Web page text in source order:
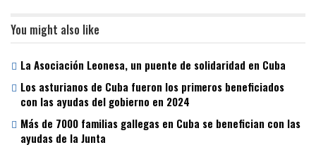
You might also like
La Asociación Leonesa, un puente de solidaridad en Cuba
Los asturianos de Cuba fueron los primeros beneficiados
con las ayudas del gobierno en 2024
Más de 7000 familias gallegas en Cuba se benefician con las
ayudas de la Junta